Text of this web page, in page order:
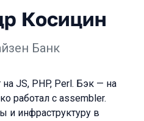
Косицин
Банк
JS, PHP, Perl. Бэк — на
работал с assembler.
и инфраструктуру в